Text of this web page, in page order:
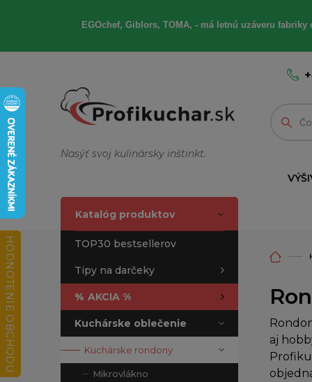
EGOchef, Giblors, TOMA, - má letnú uzáveru
Nasýť svoj kulinársky inštinkt.
Katalóg produktov
TOP30 bestsellerov
Tipy na darčeky
% AKCIA %
Kuchárske oblečenie
Kuchárske rondony
Mikrovlákno
aj
HODNOTENIE OBCHODU